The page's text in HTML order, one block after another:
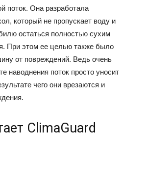
поток. Она разработала
который не пропускает воду и
остаться полностью сухим
При этом ее целью также было
от повреждений. Ведь очень
наводнения поток просто уносит
чего они врезаются и
ClimaGuard